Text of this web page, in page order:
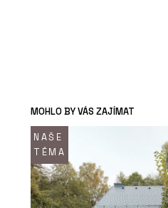
MOHLO BY VÁS ZAJÍMAT
NAŠE
TÉMA